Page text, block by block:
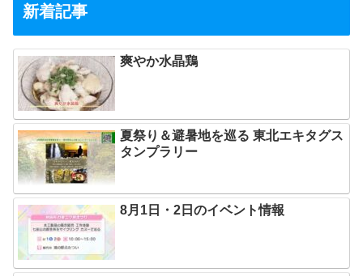
新着記事
爽やか水晶鶏
夏祭り＆避暑地を巡る 東北エキタグス
タンプラリー
8月1日・2日のイベント情報